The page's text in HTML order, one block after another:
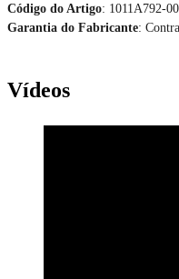
Código do Artigo: 1011A792-
Garantia do Fabricante:
Vídeos